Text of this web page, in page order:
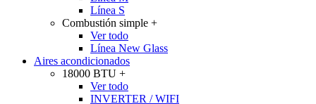
Línea S
Combustión simple +
Ver todo
Línea New Glass
Aires acondicionados
18000 BTU +
Ver todo
INVERTER / WIFI